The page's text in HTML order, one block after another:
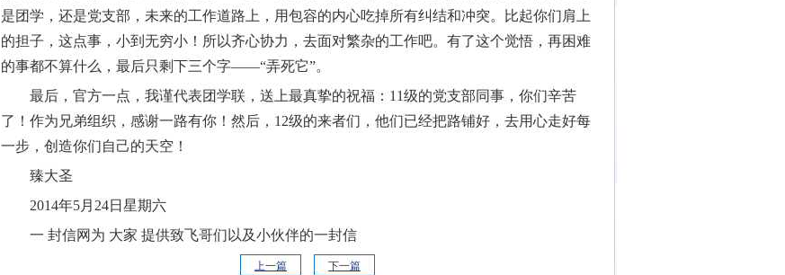
是团学，还是党支部，未来的工作道路上，用包容的内心吃掉所有纠结和冲突。比起你们肩上
的担子，这点事，小到无穷小！所以齐心协力，去面对繁杂的工作吧。有了这个觉悟，再困难
的事都不算什么，最后只剩下三个字——“弄死它”。
最后，官方一点，我谨代表团学联，送上最真挚的祝福：11级的党支部同事，你们辛苦
了！作为兄弟组织，感谢一路有你！然后，12级的来者们，他们已经把路铺好，去用心走好每
一步，创造你们自己的天空！
臻大圣
2014年5月24日星期六
一 封信网为 大家 提供致飞哥们以及小伙伴的一封信
上一篇 下一篇